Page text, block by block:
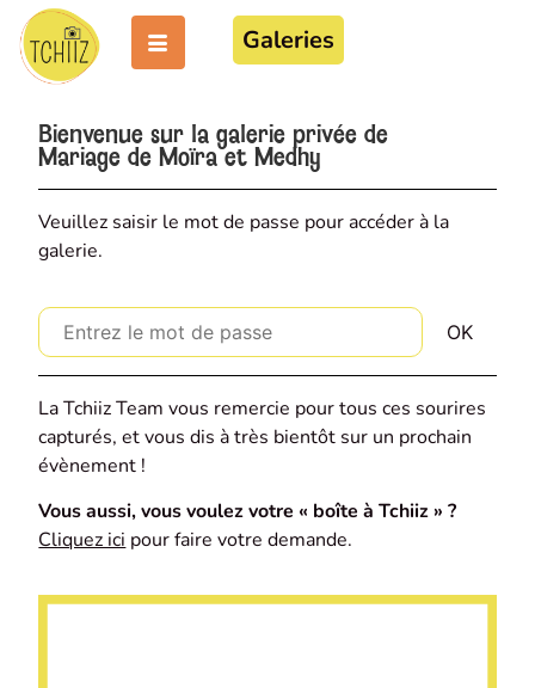
Galeries
Bienvenue sur la galerie privée de
Mariage de Moïra et Medhy
Veuillez saisir le mot de passe pour accéder à la
galerie.
La Tchiiz Team vous remercie pour tous ces sourires
capturés, et vous dis à très bientôt sur un prochain
évènement !
Vous aussi, vous voulez votre « boîte à Tchiiz » ?
Cliquez ici pour faire votre demande.